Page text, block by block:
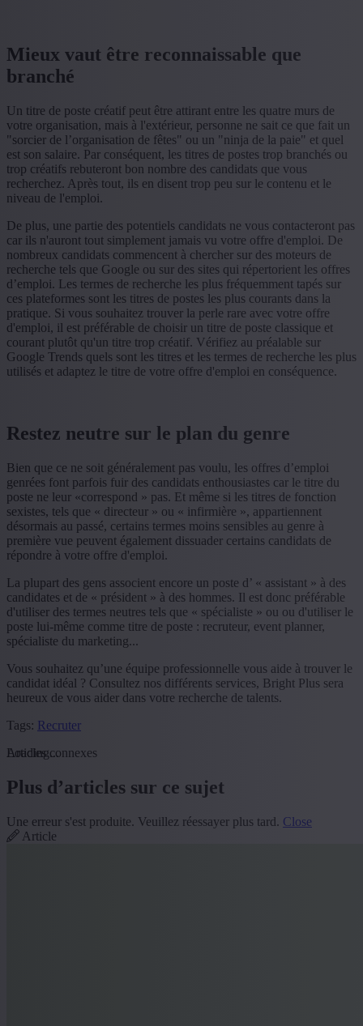
Mieux vaut être reconnaissable que
branché
Un titre de poste créatif peut être attirant entre les quatre murs de
votre organisation, mais à l'extérieur, personne ne sait ce que fait un
"sorcier de l’organisation de fêtes" ou un "ninja de la paie" et quel
est son salaire. Par conséquent, les titres de postes trop branchés ou
trop créatifs rebuteront bon nombre des candidats que vous
recherchez. Après tout, ils en disent trop peu sur le contenu et le
niveau de l'emploi.
De plus, une partie des potentiels candidats ne vous contacteront pas
car ils n'auront tout simplement jamais vu votre offre d'emploi. De
nombreux candidats commencent à chercher sur des moteurs de
recherche tels que Google ou sur des sites qui répertorient les offres
d’emploi. Les termes de recherche les plus fréquemment tapés sur
ces plateformes sont les titres de postes les plus courants dans la
pratique. Si vous souhaitez trouver la perle rare avec votre offre
d'emploi, il est préférable de choisir un titre de poste classique et
courant plutôt qu'un titre trop créatif. Vérifiez au préalable sur
Google Trends quels sont les titres et les termes de recherche les plus
utilisés et adaptez le titre de votre offre d'emploi en conséquence.
Restez neutre sur le plan du genre
Bien que ce ne soit généralement pas voulu, les offres d’emploi
genrées font parfois fuir des candidats enthousiastes car le titre du
poste ne leur «correspond » pas. Et même si les titres de fonction
sexistes, tels que « directeur » ou « infirmière », appartiennent
désormais au passé, certains termes moins sensibles au genre à
première vue peuvent également dissuader certains candidats de
répondre à votre offre d'emploi.
La plupart des gens associent encore un poste d’ « assistant » à des
candidates et de « président » à des hommes. Il est donc préférable
d'utiliser des termes neutres tels que « spécialiste » ou ou d'utiliser le
poste lui-même comme titre de poste : recruteur, event planner,
spécialiste du marketing...
Vous souhaitez qu’une équipe professionnelle vous aide à trouver le
candidat idéal ? Consultez nos différents services, Bright Plus sera
heureux de vous aider dans votre recherche de talents.
Tags: Recruter
Loading...
Articles connexes
Plus d’articles sur ce sujet
Une erreur s'est produite. Veuillez réessayer plus tard. Close
Article